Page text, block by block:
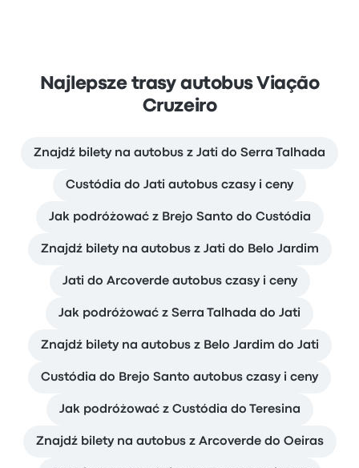
Najlepsze trasy autobus Viação
Cruzeiro
Znajdź bilety na autobus z Jati do Serra Talhada
Custódia do Jati autobus czasy i ceny
Jak podróżować z Brejo Santo do Custódia
Znajdź bilety na autobus z Jati do Belo Jardim
Jati do Arcoverde autobus czasy i ceny
Jak podróżować z Serra Talhada do Jati
Znajdź bilety na autobus z Belo Jardim do Jati
Custódia do Brejo Santo autobus czasy i ceny
Jak podróżować z Custódia do Teresina
Znajdź bilety na autobus z Arcoverde do Oeiras